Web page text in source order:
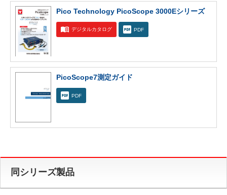
Pico Technology PicoScope 3000Eシリーズ
デジタルカタログ PDF
PicoScope7測定ガイド
PDF
同シリーズ製品